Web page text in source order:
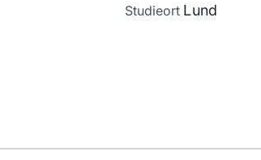
Studieort Lund